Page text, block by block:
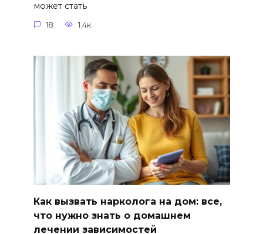
может стать
18 1.4к.
Как вызвать нарколога на дом: все,
что нужно знать о домашнем
лечении зависимостей